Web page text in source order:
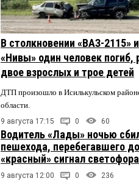
В столкновении «ВАЗ-2115» и
«Нивы» один человек погиб,
двое взрослых и трое детей
ДТП произошло в Исилькульском
области.
9 августа 17:15 0 60
Водитель «Лады» ночью
пешехода, перебегавшего
«красный» сигнал светофора
9 августа 12:00 0 236